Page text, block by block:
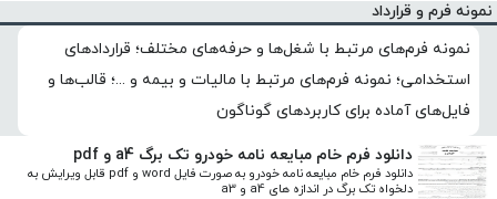
استخدام
کارپیشه
کارجویان
(رزومه)
بخش
کارفرمایان
نمونه فرم و قرارداد
نمونه فرم‌های مرتبط با شغل‌ها و حرفه‌های مختلف؛ قراردادهای
استخدامی؛ نمونه فرم‌های مرتبط با مالیات و بیمه و ...؛ قالب‌ها و
فایل‌های آماده برای کاربردهای گوناگون
دانلود فرم خام مبایعه نامه خودرو تک برگ a4 و pdf
دلخواه تک برگ در اندازه های a4 و a3